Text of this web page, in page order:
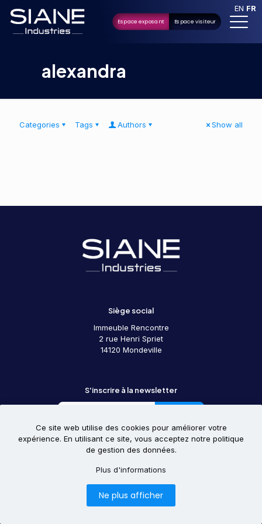
Espace exposant Espace visiteur
alexandra
Categories Tags Authors Show all
Siège social
Immeuble Rencontre
2 rue Henri Spriet
14120 Mondeville
S'inscrire à la newsletter
Site réalisé par la société PromoSalons. Copyright 2026.
Mentions Légales
Ce site web utilise des cookies pour améliorer votre
expérience. En utilisant ce site, vous acceptez notre politique
de gestion des données.
Plus d'informations
Ne plus afficher
EN FR